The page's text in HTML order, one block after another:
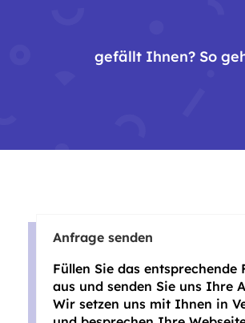
gefällt Ihnen? So
Anfrage senden
Füllen Sie das entsprechende
aus und senden Sie uns Ihre
Wir setzen uns mit Ihnen in